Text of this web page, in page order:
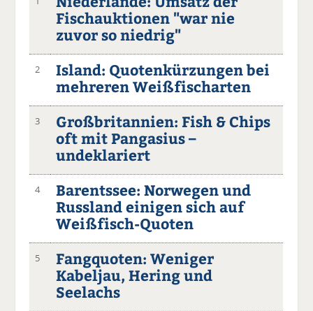
Fischauktionen "war nie
zuvor so niedrig"
2
Island: Quotenkürzungen bei
mehreren Weißfischarten
3
Großbritannien: Fish & Chips
oft mit Pangasius –
undeklariert
4
Barentssee: Norwegen und
Russland einigen sich auf
Weißfisch-Quoten
5
Fangquoten: Weniger
Kabeljau, Hering und
Seelachs